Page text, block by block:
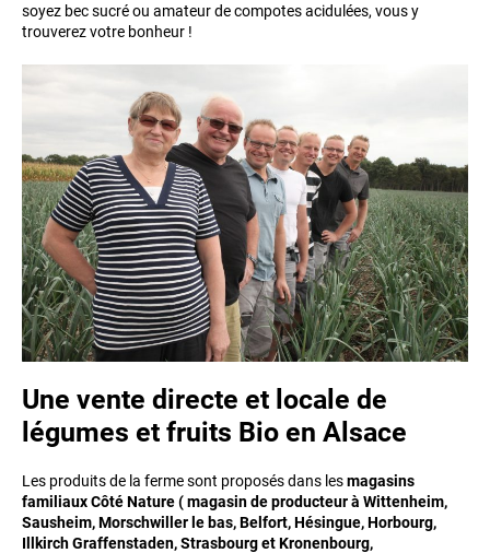
soyez bec sucré ou amateur de compotes acidulées, vous y
trouverez votre bonheur !
Une vente directe et locale de
légumes et fruits Bio en Alsace
Les produits de la ferme sont proposés dans lesmagasins
familiaux Côté Nature ( magasin de producteur à Wittenheim,
Sausheim, Morschwiller le bas, Belfort, Hésingue, Horbourg,
Illkirch Graffenstaden, Strasbourg et Kronenbourg,